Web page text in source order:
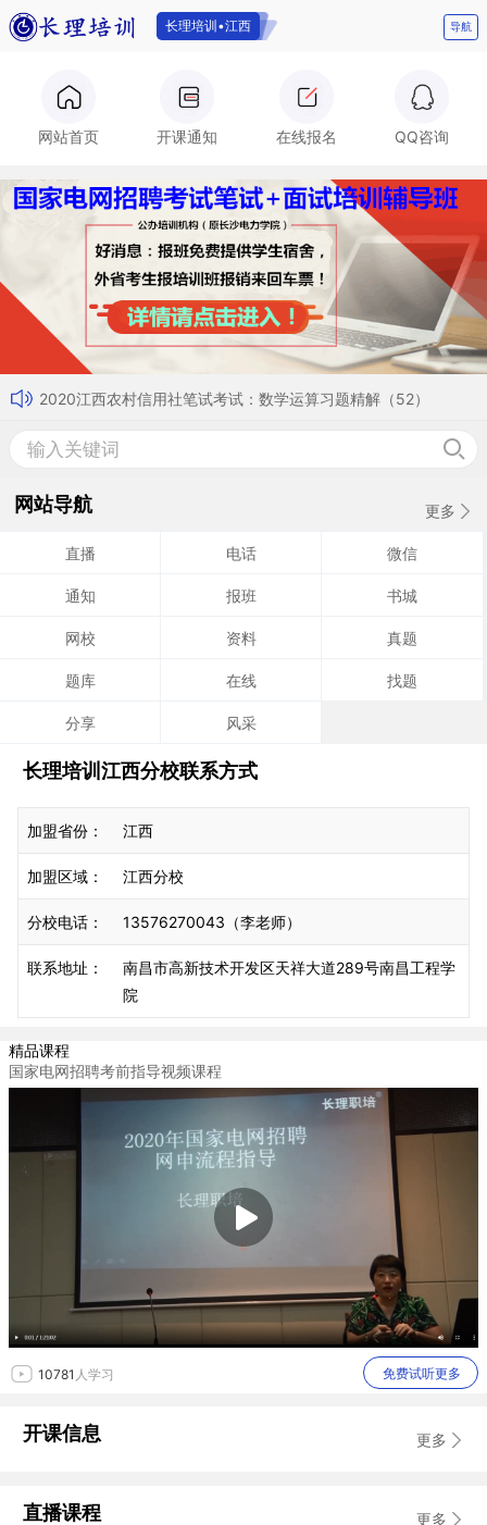
长理培训•江西 导航
网站首页 开课通知 在线报名 QQ咨询
2020江西农村信用社笔试考试：数学运算习题精解（52）
2020江西农村信用社笔试考试：数字推理习题精解（54）
网站导航 更多
直播 电话 微信
通知 报班 书城
网校 资料 真题
题库 在线 找题
分享 风采
长理培训江西分校联系方式
加盟省份： 江西
加盟区域： 江西分校
分校电话： 13576270043（李老师）
联系地址：
南昌市高新技术开发区天祥大道289号南昌工程学
院
精品课程
国家电网招聘考前指导视频课程
10781 人学习 免费试听更多
开课信息 更多
直播课程 更多